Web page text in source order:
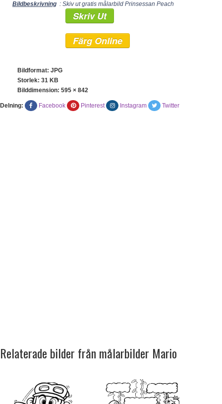
Bildbeskrivning : Skiv ut gratis målarbild Prinsessan Peach
Skriv Ut
Färg Online
Bildformat: JPG
Storlek: 31 KB
Bilddimension: 595 × 842
Delning: Facebook Pinterest Instagram Twitter
Relaterade bilder från målarbilder Mario